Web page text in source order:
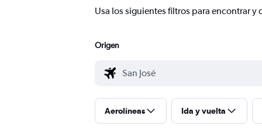
Usa los siguientes filtros para encontrar y
Origen
Aerolíneas Ida y vuelta